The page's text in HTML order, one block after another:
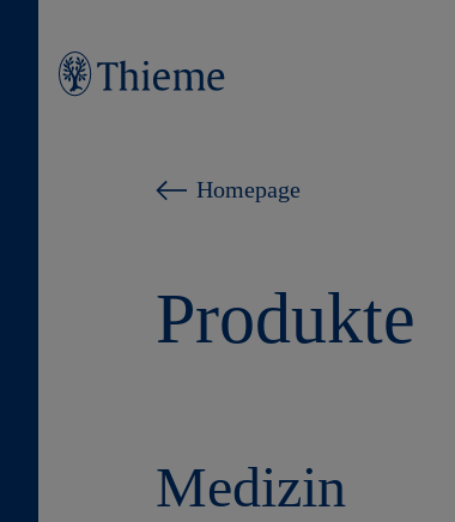
Homepage
Produkte
Medizin